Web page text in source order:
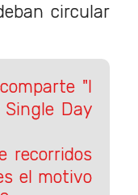
circular
"I
Single Day
recorridos
el motivo